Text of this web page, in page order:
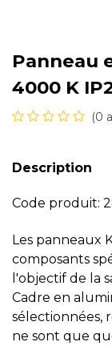
Panneau
4000 K
(0
Description
Code produit:
Les panneaux
composants
l'objectif de la
Cadre en
sélectionnées,
ne sont que